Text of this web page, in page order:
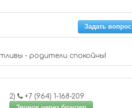
Задать вопрос
- родители спокойны!
2)
+7 (964) 1-168-209